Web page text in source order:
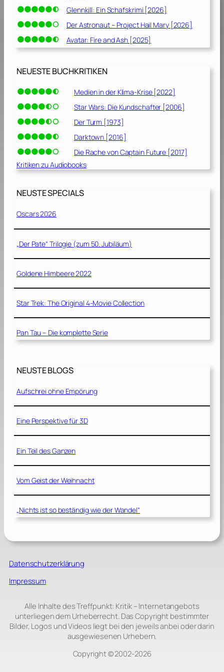
Glennkill: Ein Schafskrimi [2026]
Der Astronaut – Project Hail Mary [2026]
Avatar: Fire and Ash [2025]
NEUESTE BUCHKRITIKEN
Medien in der Klima-Krise [2022]
Star Wars: Die Kundschafter [2006]
Der Turm [1973]
Darktown [2016]
Die Rache von Captain Future [2017]
Kritiken zu Audiobooks
NEUSTE SPECIALS
Oscars 2026
„Der Pate“ Trilogie (zum 50. Jubiläum)
Goldene Himbeere 2022
Star Trek: The Original 4-Movie Collection
Pan Tau – Die komplette Serie
NEUSTE BLOGS
Aufschrei ohne Empörung
Eine Perspektive für 3D
Ein Teil des Ganzen
Vom Geist der Weihnacht
„Nichts ist so beständig wie der Wandel“
Datenschutzerklärung
Impressum
Alle Inhalte des Treffpunkt: Kritik – Internetangebots
unterliegen dem Urheberrecht. Das Copyright bestimmter
Bilder, Logos und Videos liegt bei den jeweils anbei oder darin
ausgewiesenen Urhebern.
Copyright © 2002‑2026